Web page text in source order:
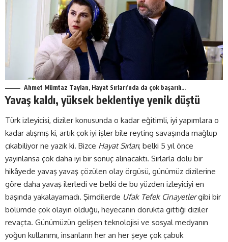
Ahmet Mümtaz Taylan, Hayat Sırları’nda da çok başarılı…
Yavaş kaldı, yüksek beklentiye yenik düştü
Türk izleyicisi, diziler konusunda o kadar eğitimli, iyi yapımlara o
kadar alışmış ki, artık çok iyi işler bile reyting savaşında mağlup
çıkabiliyor ne yazık ki. Bizce Hayat Sırları, belki 5 yıl önce
yayınlansa çok daha iyi bir sonuç alınacaktı. Sırlarla dolu bir
hikâyede yavaş yavaş çözülen olay örgüsü, günümüz dizilerine
göre daha yavaş ilerledi ve belki de bu yüzden izleyiciyi en
başında yakalayamadı. Şimdilerde Ufak Tefek Cinayetlergibi bir
bölümde çok olayın olduğu, heyecanın dorukta gittiği diziler
revaçta. Günümüzün gelişen teknolojisi ve sosyal medyanın
yoğun kullanımı, insanların her an her şeye çok çabuk